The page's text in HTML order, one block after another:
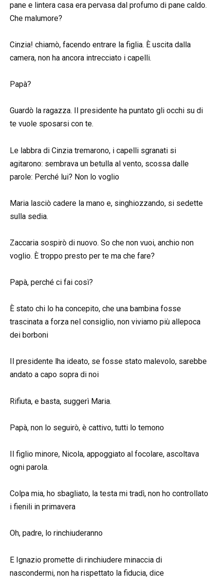
pane e lintera casa era pervasa dal profumo di pane caldo.
Che malumore?
Cinzia! chiamò, facendo entrare la figlia. È uscita dalla
camera, non ha ancora intrecciato i capelli.
Papà?
Guardò la ragazza. Il presidente ha puntato gli occhi su di
te vuole sposarsi con te.
Le labbra di Cinzia tremarono, i capelli sgranati si
agitarono: sembrava un betulla al vento, scossa dalle
parole: Perché lui? Non lo voglio
Maria lasciò cadere la mano e, singhiozzando, si sedette
sulla sedia.
Zaccaria sospirò di nuovo. So che non vuoi, anchio non
voglio. È troppo presto per te ma che fare?
Papà, perché ci fai così?
È stato chi lo ha concepito, che una bambina fosse
trascinata a forza nel consiglio, non viviamo più allepoca
dei borboni
Il presidente lha ideato, se fosse stato malevolo, sarebbe
andato a capo sopra di noi
Rifiuta, e basta, suggerì Maria.
Papà, non lo seguirò, è cattivo, tutti lo temono
Il figlio minore, Nicola, appoggiato al focolare, ascoltava
ogni parola.
Colpa mia, ho sbagliato, la testa mi tradì, non ho controllato
i fienili in primavera
Oh, padre, lo rinchiuderanno
E Ignazio promette di rinchiudere minaccia di
nascondermi, non ha rispettato la fiducia, dice